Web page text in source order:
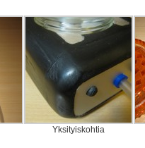
Yksityiskohtia